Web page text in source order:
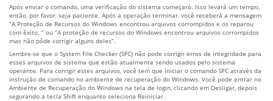
Após enviar o comando, uma verificação do sistema começará. Isso levará um tempo,
então, por favor, seja paciente. Após a operação terminar, você receberá a mensagem
“A Proteção de Recursos do Windows encontrou arquivos corrompidos e os reparou
com êxito. “ ou “A proteção de recursos do Windows encontrou arquivos corrompidos
mas não pôde corrigir alguns deles”.
Lembre-se que o System File Checker (SFC) não pode corrigir erros de integridade para
esses arquivos de sistema que estão atualmente sendo usados pelo sistema
operante. Para corrigir estes arquivos, você tem que iniciar o comando SFC através da
instrução de comando no ambiente de recuperação do Windows. Você pode entrar no
Ambiente de Recuperação do Windows na tela de login, clicando em Desligar, depois
segurando a tecla Shift enquanto seleciona Reiniciar.